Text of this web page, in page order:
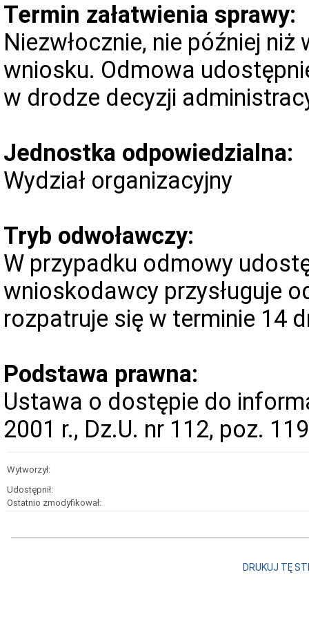
Termin załatwienia sprawy:
Niezwłocznie, nie później
wniosku. Odmowa
w drodze decyzji
Jednostka odpowiedzialna:
Wydział organizacyjny
Tryb odwoławczy:
W przypadku odmowy
wnioskodawcy przysługuje
rozpatruje się w terminie 14
Podstawa prawna:
Ustawa o dostępie do
2001 r., Dz.U. nr 112, poz.
Wytworzył:
Udostępnił:
Ostatnio zmodyfikował:
DRUKUJ TĘ